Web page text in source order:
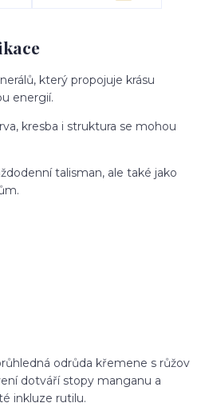
který propojuje krásu
energií.
kresba i struktura se mohou
talisman, ale také jako
odrůda křemene s růžov
dotváří stopy manganu a
inkluze rutilu.